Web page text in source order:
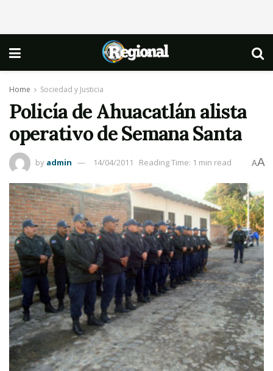
Home Sociedad y Justicia
Policía de Ahuacatlán alista
operativo de Semana Santa
by admin 14/04/2011 Reading Time: 1 min read AA